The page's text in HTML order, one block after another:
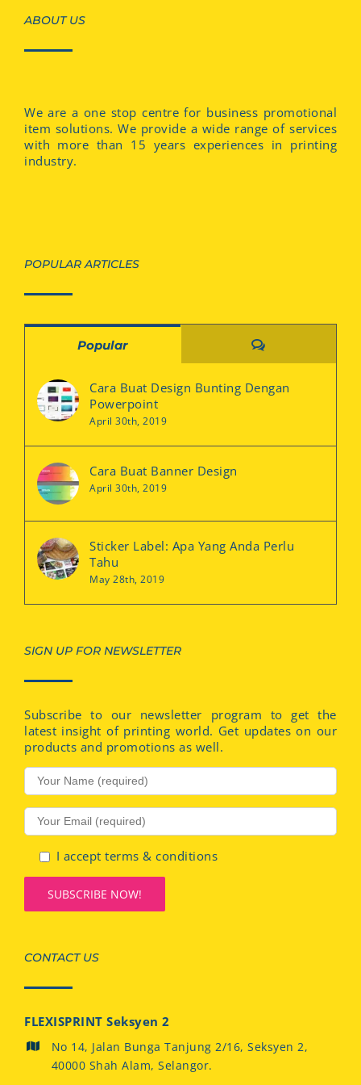
ABOUT US
We are a one stop centre for business promotional
item solutions. We provide a wide range of services
with more than 15 years experiences in printing
industry.
POPULAR ARTICLES
Popular Comments
Cara Buat Design Bunting Dengan
Powerpoint
April 30th, 2019
Cara Buat Banner Design
April 30th, 2019
Sticker Label: Apa Yang Anda Perlu
Tahu
May 28th, 2019
SIGN UP FOR NEWSLETTER
Subscribe to our newsletter program to get the
latest insight of printing world. Get updates on our
products and promotions as well.
I accept terms & conditions
CONTACT US
FLEXISPRINT Seksyen 2
No 14, Jalan Bunga Tanjung 2/16, Seksyen 2,
40000 Shah Alam, Selangor.